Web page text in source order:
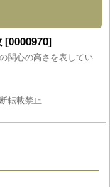
[0000970]
関心の高さを表してい
転載禁止